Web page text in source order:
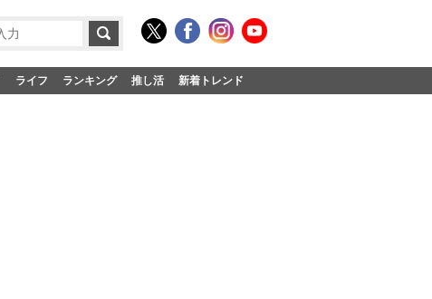
ライフ ランキング 推し活 新着トレンド